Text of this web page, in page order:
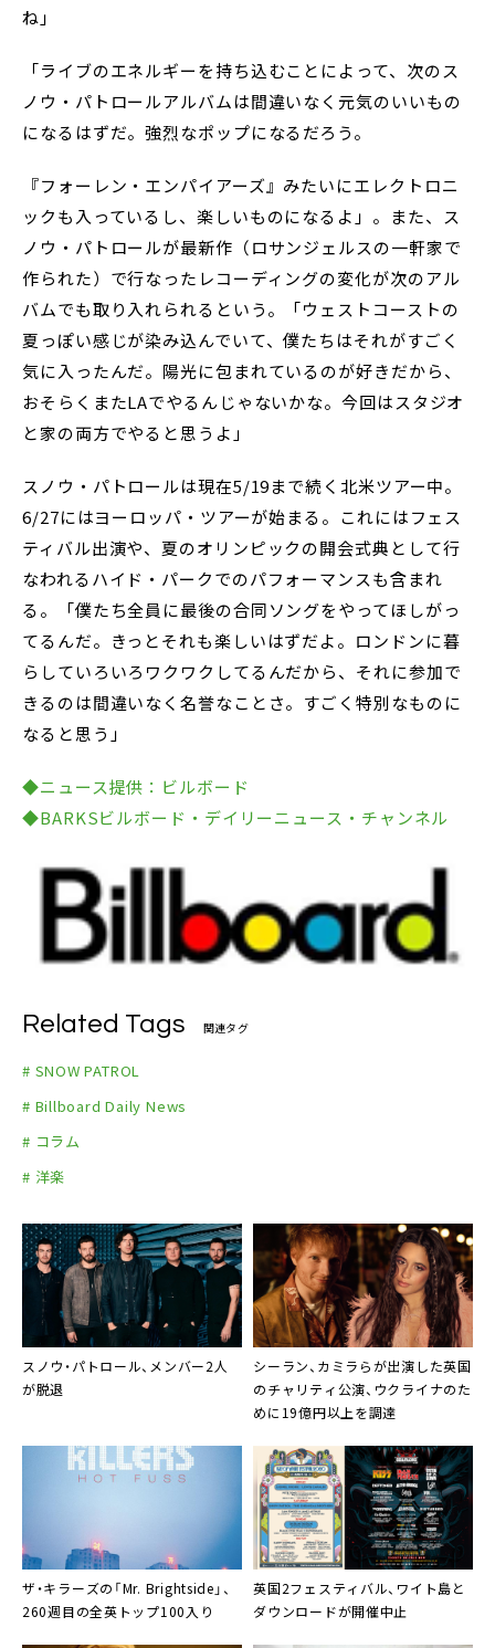
ね」
「ライブのエネルギーを持ち込むことによって、次のス
ノウ・パトロールアルバムは間違いなく元気のいいもの
になるはずだ。強烈なポップになるだろう。
『フォーレン・エンパイアーズ』みたいにエレクトロニ
ックも入っているし、楽しいものになるよ」。また、ス
ノウ・パトロールが最新作（ロサンジェルスの一軒家で
作られた）で行なったレコーディングの変化が次のアル
バムでも取り入れられるという。「ウェストコーストの
夏っぽい感じが染み込んでいて、僕たちはそれがすごく
気に入ったんだ。陽光に包まれているのが好きだから、
おそらくまたLAでやるんじゃないかな。今回はスタジオ
と家の両方でやると思うよ」
スノウ・パトロールは現在5/19まで続く北米ツアー中。
6/27にはヨーロッパ・ツアーが始まる。これにはフェス
ティバル出演や、夏のオリンピックの開会式典として行
なわれるハイド・パークでのパフォーマンスも含まれ
る。「僕たち全員に最後の合同ソングをやってほしがっ
てるんだ。きっとそれも楽しいはずだよ。ロンドンに暮
らしていろいろワクワクしてるんだから、それに参加で
きるのは間違いなく名誉なことさ。すごく特別なものに
なると思う」
◆ニュース提供：ビルボード
◆BARKSビルボード・デイリーニュース・チャンネル
Related Tags 関連タグ
# SNOW PATROL
# Billboard Daily News
# コラム
# 洋楽
スノウ・パトロール、メンバー2人
が脱退
シーラン、 カミラ らが出演した英国
のチャリティ公演、ウクライナのた
めに19億円以上を調達
ザ・キラーズの「Mr. Brightside」、
260週目の全英トップ100入り
英国2フェスティバル、 ワイト島と
ダウンロードが開催中止